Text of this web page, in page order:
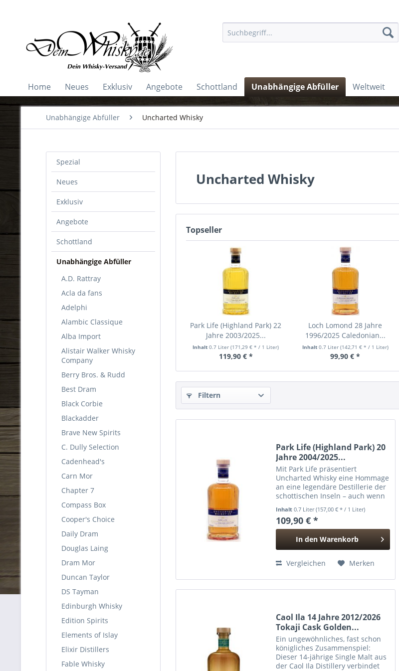
Home Neues Exklusiv Angebote Schottland Unabhängige Abfüller Weltweit
Unabhängige Abfüller Uncharted Whisky
Spezial
Neues
Exklusiv
Angebote
Schottland
Unabhängige Abfüller
A.D. Rattray
Acla da fans
Adelphi
Alambic Classique
Alba Import
Alistair Walker Whisky
Company
Berry Bros. & Rudd
Best Dram
Black Corbie
Blackadder
Brave New Spirits
C. Dully Selection
Cadenhead's
Carn Mor
Chapter 7
Compass Box
Cooper's Choice
Daily Dram
Douglas Laing
Dram Mor
Duncan Taylor
DS Tayman
Edinburgh Whisky
Edition Spirits
Elements of Islay
Elixir Distillers
Fable Whisky
Uncharted Whisky
Topseller
Park Life (Highland Park) 22
Jahre 2003/2025...
Inhalt0.7 Liter(171,29 € * / 1 Liter)
119,90 € *
Loch Lomond 28 Jahre
1996/2025 Caledonian...
Inhalt 0.7 Liter (142,71 € * / 1 Liter)
99,90 € *
Filtern
Park Life (Highland Park) 20
Jahre 2004/2025...
Mit Park Life präsentiert
Uncharted Whisky eine Hommage
an eine legendäre Destillerie der
schottischen Inseln – auch wenn
darf, verrät der Charakter
eindeutig seine Herkunft:
Highland Park von den...
Inhalt0.7 Liter(157,00 € * / 1 Liter)
109,90 € *
In den Warenkorb
Hinzugefügt
Vergleichen Merken
Caol Ila 14 Jahre 2012/2026
Tokaji Cask Golden...
Ein ungewöhnliches, fast schon
königliches Zusammenspiel:
Dieser 14-jährige Single Malt aus
der Caol Ila Distillery verbindet